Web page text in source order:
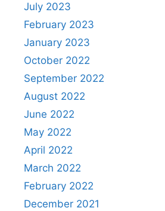
July 2023
February 2023
January 2023
October 2022
September 2022
August 2022
June 2022
May 2022
April 2022
March 2022
February 2022
December 2021